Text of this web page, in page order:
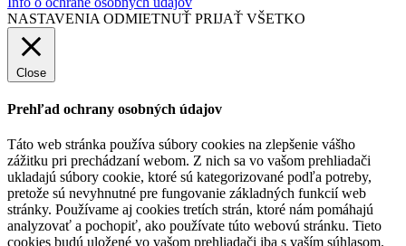
NASTAVENIA ODMIETNUŤ PRIJAŤ VŠETKO
Close
Prehľad ochrany osobných údajov
Táto web stránka používa súbory cookies na zlepšenie vášho
zážitku pri prechádzaní webom. Z nich sa vo vašom prehliadači
ukladajú súbory cookie, ktoré sú kategorizované podľa potreby,
pretože sú nevyhnutné pre fungovanie základných funkcií web
stránky. Používame aj cookies tretích strán, ktoré nám pomáhajú
analyzovať a pochopiť, ako používate túto webovú stránku. Tieto
cookies budú uložené vo vašom prehliadači iba s vaším súhlasom.